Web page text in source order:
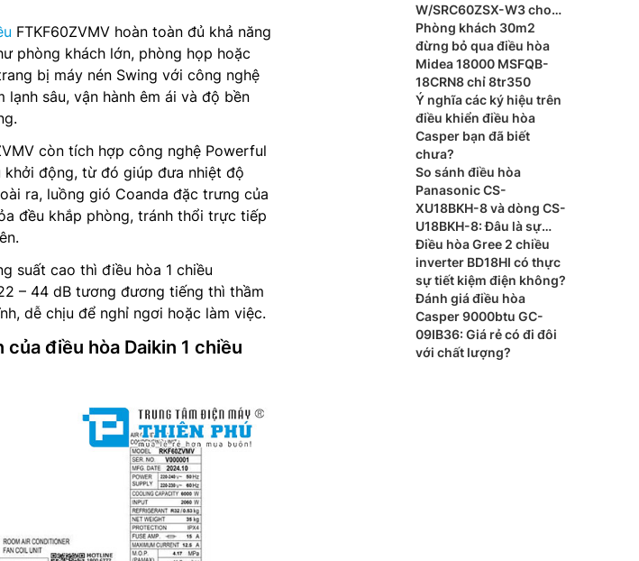
FTKF60ZVMV hoàn toàn đủ khả năng
phòng khách lớn, phòng họp hoặc
bị máy nén Swing với công nghệ
sâu, vận hành êm ái và độ bền
còn tích hợp công nghệ Powerful
động, từ đó giúp đưa nhiệt độ
ra, luồng gió Coanda đặc trưng của
đều khắp phòng, tránh thổi trực tiếp
suất cao thì điều hòa 1 chiều
– 44 dB tương đương tiếng thì thầm
dễ chịu để nghỉ ngơi hoặc làm việc.
điều hòa Daikin 1 chiều
W/SRC60ZSX-W3 cho
phòng khách
Phòng khách 30m2
đừng bỏ qua điều hòa
Midea 18000 MSFQB-
18CRN8 chỉ 8tr350
Ý nghĩa các ký hiệu trên
điều khiển điều hòa
Casper bạn đã biết
chưa?
So sánh điều hòa
Panasonic CS-
XU18BKH-8 và dòng CS-
U18BKH-8: Đâu là sự
khác biệt?
Điều hòa Gree 2 chiều
inverter BD18HI có thực
sự tiết kiệm điện không?
Đánh giá điều hòa
Casper 9000btu GC-
09IB36: Giá rẻ có đi đôi
với chất lượng?